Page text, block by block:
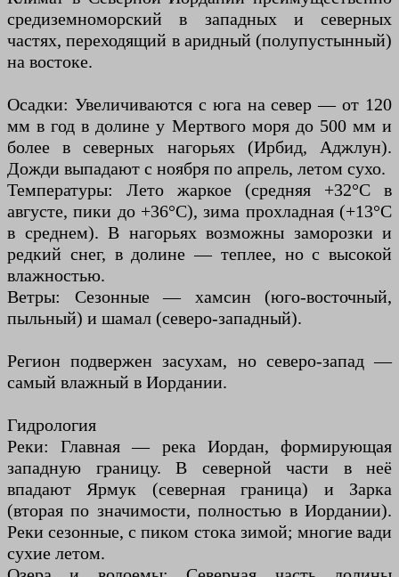
средиземноморский в западных и северных
частях, переходящий в аридный (полупустынный)
на востоке.
Осадки: Увеличиваются с юга на север — от 120
мм в год в долине у Мертвого моря до 500 мм и
более в северных нагорьях (Ирбид, Аджлун).
Дожди выпадают с ноября по апрель, летом сухо.
Температуры: Лето жаркое (средняя +32°C в
августе, пики до +36°C), зима прохладная (+13°C
в среднем). В нагорьях возможны заморозки и
редкий снег, в долине — теплее, но с высокой
влажностью.
Ветры: Сезонные — хамсин (юго-восточный,
пыльный) и шамал (северо-западный).
Регион подвержен засухам, но северо-запад —
самый влажный в Иордании.
Гидрология
Реки: Главная — река Иордан, формирующая
западную границу. В северной части в неё
впадают Ярмук (северная граница) и Зарка
(вторая по значимости, полностью в Иордании).
Реки сезонные, с пиком стока зимой; многие вади
сухие летом.